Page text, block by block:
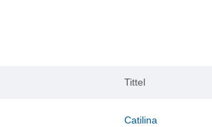
Tittel
Catilina